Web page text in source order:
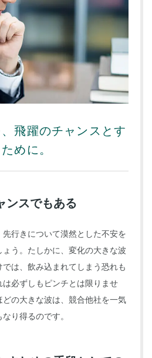
飛躍のチャンスとす
めに。
ンスでもある
行きについて漠然とした不安を
う。たしかに、変化の大きな波
は、飲み込まれてしまう恐れも
必ずしもピンチとは限りませ
の大きな波は、競合他社を一気
り得るのです。